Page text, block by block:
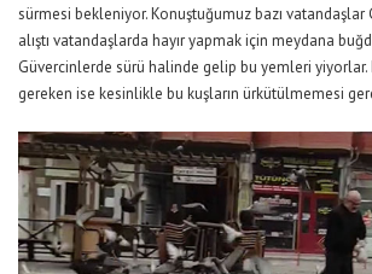
sürmesi bekleniyor. Konuştuğumuz bazı
alıştı vatandaşlarda hayır yapmak için meydana
Güvercinlerde sürü halinde gelip bu yemleri
gereken ise kesinlikle bu kuşların ürkütülmemesi